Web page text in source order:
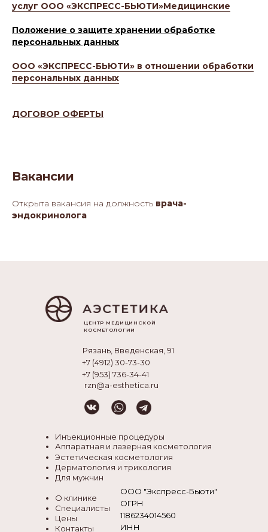
услуг ООО «ЭКСПРЕСС-БЬЮТИ»Медицинские
Положение о защите хранении обработке
персональных данных
ООО «ЭКСПРЕСС-БЬЮТИ» в отношении обработки
персональных данных
ДОГОВОР ОФЕРТЫ
Вакансии
Открыта вакансия на должность врача-
эндокринолога
Эстетическая косметология
Дерматология и трихология
ЦЕНТР МЕДИЦИНСКОЙ
КОСМЕТОЛОГИИ
Рязань, Введенская, 91
+7 (4912) 30-73-30
+7 (953) 736-34-41
rzn@a-esthetica.ru
Инъекционные процедуры
О клинике
Аппаратная и лазерная косметология
Специалисты
Цены
Контакты
Для мужчин
Контакты
ООО "Экспресс-Бьюти"
ОГРН
1186234014560
ИНН